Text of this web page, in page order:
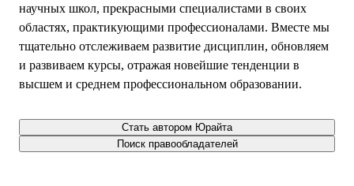
научных школ, прекрасными специалистами в своих
областях, практикующими профессионалами. Вместе мы
тщательно отслеживаем развитие дисциплин, обновляем
и развиваем курсы, отражая новейшие тенденции в
высшем и среднем профессиональном образовании.
Стать автором Юрайта
Поиск правообладателей